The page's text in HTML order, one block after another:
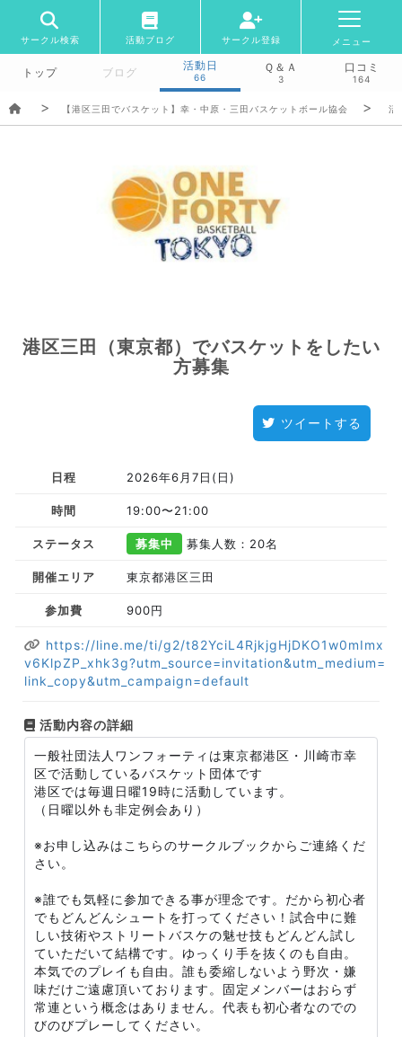
サークル検索 活動ブログ サークル登録 メニュー
トップ ブログ
活動日
66
Ｑ＆Ａ
3
口コミ
164
【港区三田でバスケット】幸・中原・三田バスケットボール協会 活
港区三田（東京都）でバスケットをしたい
方募集
ツイートする
日程 2026年6月7日(日)
時間 19:00〜21:00
ステータス 募集中 募集人数：20名
開催エリア 東京都港区三田
参加費 900円
https://line.me/ti/g2/t82YciL4RjkjgHjDKO1w0mImx
v6KlpZP_xhk3g?utm_source=invitation&utm_medium=
link_copy&utm_campaign=default
活動内容の詳細
一般社団法人ワンフォーティは東京都港区・川崎市幸
区で活動しているバスケット団体です
港区では毎週日曜19時に活動しています。
（日曜以外も非定例会あり）
※お申し込みはこちらのサークルブックからご連絡くだ
さい。
※誰でも気軽に参加できる事が理念です。だから初心者
でもどんどんシュートを打ってください！試合中に難
しい技術やストリートバスケの魅せ技もどんどん試し
ていただいて結構です。ゆっくり手を抜くのも自由。
本気でのプレイも自由。誰も委縮しないよう野次・嫌
味だけご遠慮頂いております。固定メンバーはおらず
常連という概念はありません。代表も初心者なのでの
びのびプレーしてください。